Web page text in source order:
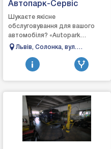
Автопарк-Сервіс
Шукаєте якісне
обслуговування для вашого
автомобіля? «Autopark
Service» — ваш надійний
пропонуємо повний спектр
послуг, щоб в...
Львів, Солонка, вул.
Кільцева, 60